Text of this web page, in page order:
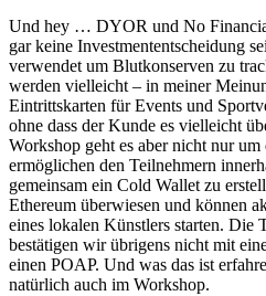
Und hey … DYOR und No
gar keine Investmententscheidung
verwendet um Blutkonserven zu
werden vielleicht – in meiner
Eintrittskarten für Events und
ohne dass der Kunde es vielleicht
Workshop geht es aber nicht nur
ermöglichen den Teilnehmern
gemeinsam ein Cold Wallet zu
Ethereum überwiesen und können
eines lokalen Künstlers starten. Die
bestätigen wir übrigens nicht mit
einen POAP. Und was das ist
natürlich auch im Workshop.